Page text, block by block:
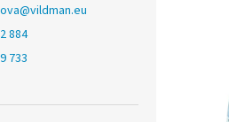
@vildman.eu
884
733